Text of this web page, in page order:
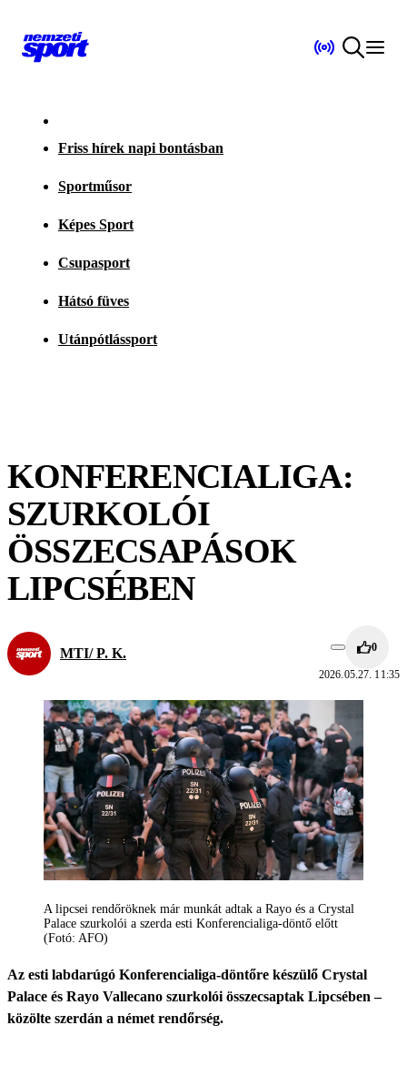
Friss hírek napi bontásban
Sportműsor
Képes Sport
Csupasport
Hátsó füves
Utánpótlássport
KONFERENCIALIGA:
SZURKOLÓI
ÖSSZECSAPÁSOK
LIPCSÉBEN
MTI/ P. K. 0
2026.05.27. 11:35
A lipcsei rendőröknek már munkát adtak a Rayo és a Crystal
Palace szurkolói a szerda esti Konferencialiga-döntő előtt
(Fotó: AFO)
Az esti labdarúgó Konferencialiga-döntőre készülő Crystal
Palace és Rayo Vallecano szurkolói összecsaptak Lipcsében –
közölte szerdán a német rendőrség.